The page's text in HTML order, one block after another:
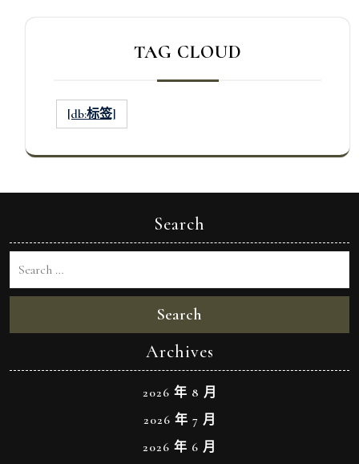
TAG CLOUD
[db:标签]
Search
Search
Archives
2026 年 8 月
2026 年 7 月
2026 年 6 月